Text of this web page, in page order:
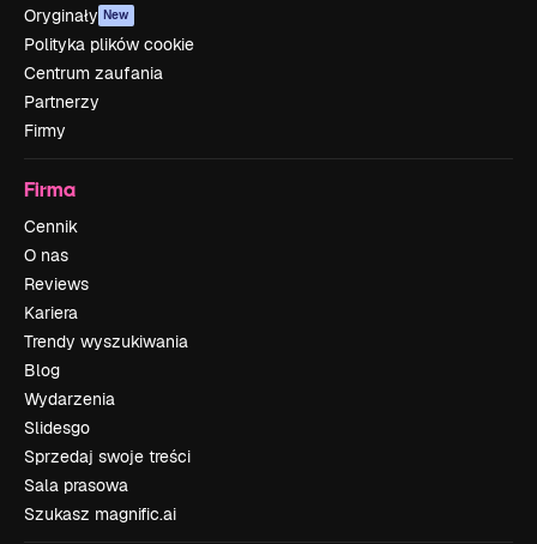
Oryginały New
Polityka plików cookie
Centrum zaufania
Partnerzy
Firmy
Firma
Cennik
O nas
Reviews
Kariera
Trendy wyszukiwania
Blog
Wydarzenia
Slidesgo
Sprzedaj swoje treści
Sala prasowa
Szukasz magnific.ai